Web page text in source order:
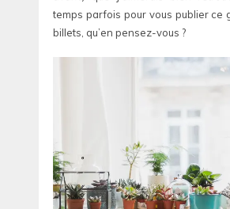
temps parfois pour vous publier ce
billets, qu’en pensez-vous ?